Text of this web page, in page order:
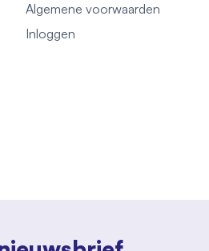
Algemene voorwaarden
Inloggen